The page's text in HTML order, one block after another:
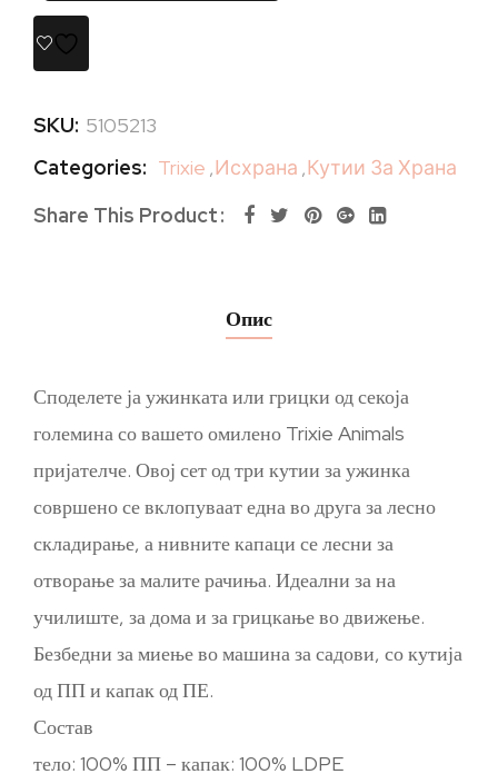
SKU: 5105213
Categories: Trixie ,Исхрана ,Кутии За Храна
Share This Product
Опис
Споделете ја ужинката или грицки од секоја
големина со вашето омилено Trixie Animals
пријателче. Овој сет од три кутии за ужинка
совршено се вклопуваат една во друга за лесно
складирање, а нивните капаци се лесни за
отворање за малите рачиња. Идеални за на
училиште, за дома и за грицкање во движење.
Безбедни за миење во машина за садови, со кутија
од ПП и капак од ПЕ.
Состав
тело: 100% ПП – капак: 100% LDPE